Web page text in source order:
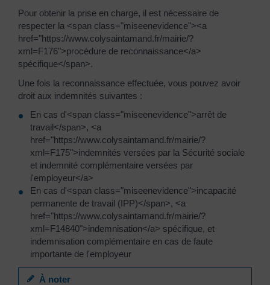
Pour obtenir la prise en charge, il est nécessaire de
respecter la <span class="miseenevidence"><a
href="https://www.colysaintamand.fr/mairie/?
xml=F176">procédure de reconnaissance</a>
spécifique</span>.
Une fois la reconnaissance effectuée, vous pouvez avoir
droit aux indemnités suivantes :
En cas d'<span class="miseenevidence">arrêt de
travail</span>, <a
href="https://www.colysaintamand.fr/mairie/?
xml=F175">indemnités versées par la Sécurité sociale
et indemnité complémentaire versées par
l'employeur</a>
En cas d'<span class="miseenevidence">incapacité
permanente de travail (IPP)</span>, <a
href="https://www.colysaintamand.fr/mairie/?
xml=F14840">indemnisation</a> spécifique, et
indemnisation complémentaire en cas de faute
importante de l'employeur
À noter